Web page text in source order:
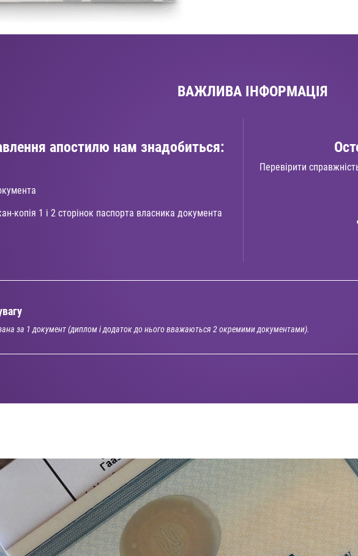
ВАЖЛИВА ІНФОРМАЦІЯ
апостилю нам знадобиться:
копія 1 і 2 сторінок паспорта власника документа
Перевірити
за 1 документ (диплом і додаток до нього вважаються 2 окремими документами).